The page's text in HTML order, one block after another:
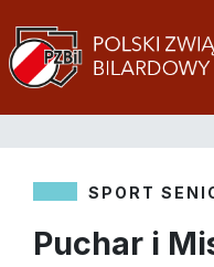
SPORT
Puchar i